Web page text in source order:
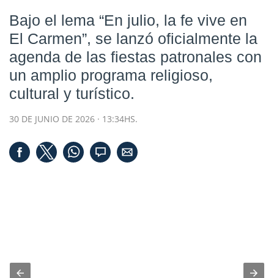
Bajo el lema “En julio, la fe vive en
El Carmen”, se lanzó oficialmente la
agenda de las fiestas patronales con
un amplio programa religioso,
cultural y turístico.
30 DE JUNIO DE 2026 · 13:34HS.